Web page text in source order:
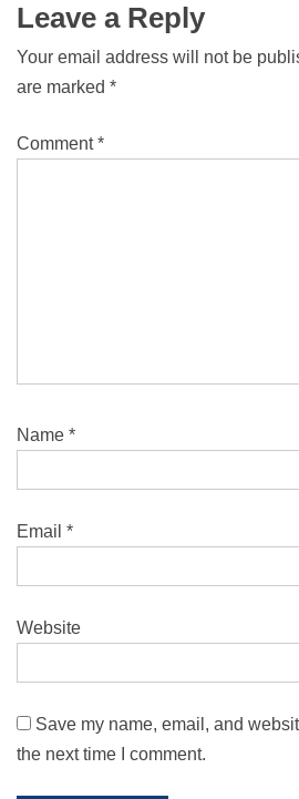
Leave a Reply
Your email address will not be
are marked *
Comment*
Name *
Email *
Website
Save my name, email, and
the next time I comment.